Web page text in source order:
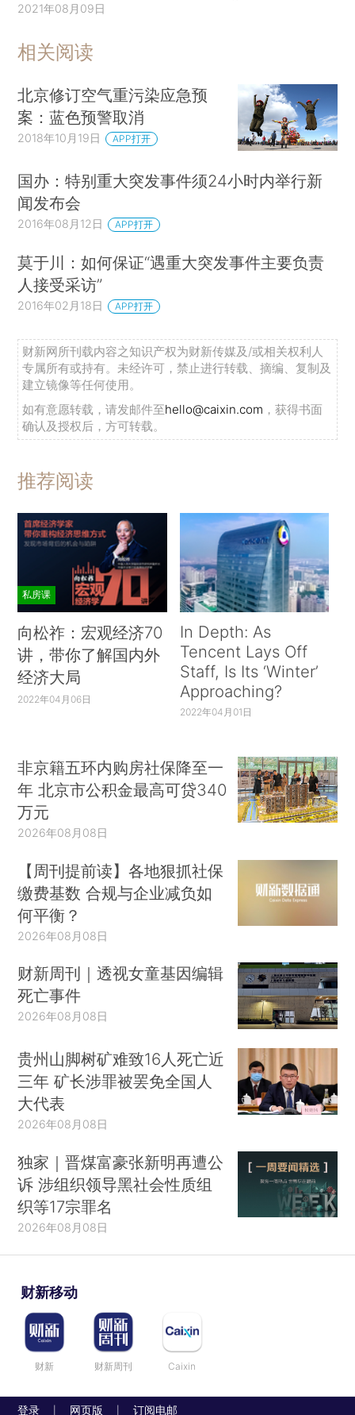
2021年08月09日
相关阅读
北京修订空气重污染应急预
案：蓝色预警取消
2018年10月19日 APP打开
国办：特别重大突发事件须24小时内举行新
闻发布会
2016年08月12日 APP打开
莫于川：如何保证“遇重大突发事件主要负责
人接受采访”
2016年02月18日 APP打开
财新网所刊载内容之知识产权为财新传媒及/或相关权利人
专属所有或持有。未经许可，禁止进行转载、摘编、复制及
建立镜像等任何使用。
如有意愿转载，请发邮件至hello@caixin.com ，获得书面
确认及授权后，方可转载。
推荐阅读
私房课
向松祚：宏观经济70
讲，带你了解国内外
经济大局
2022年04月06日
In Depth: As
Tencent Lays Off
Staff, Is Its ‘Winter’
Approaching?
2022年04月01日
非京籍五环内购房社保降至一
年 北京市公积金最高可贷340
万元
2026年08月08日
【周刊提前读】各地狠抓社保
缴费基数 合规与企业减负如
何平衡？
2026年08月08日
财新周刊｜透视女童基因编辑
死亡事件
2026年08月08日
贵州山脚树矿难致16人死亡近
三年 矿长涉罪被罢免全国人
大代表
2026年08月08日
独家｜晋煤富豪张新明再遭公
诉 涉组织领导黑社会性质组
织等17宗罪名
2026年08月08日
财新移动
财新 财新周刊 Caixin
登录 网页版 订阅电邮